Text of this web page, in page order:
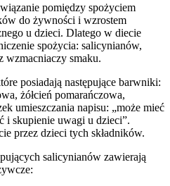
pomiędzy spożyciem
do żywności i wzrostem
u dzieci. Dlatego w diecie
spożycia: salicynianów,
wzmacniaczy smaku.
posiadają następujące barwniki:
żółcień pomarańczowa,
umieszczania napisu: „może mieć
i skupienie uwagi u dzieci”.
przez dzieci tych składników.
salicynianów zawierają